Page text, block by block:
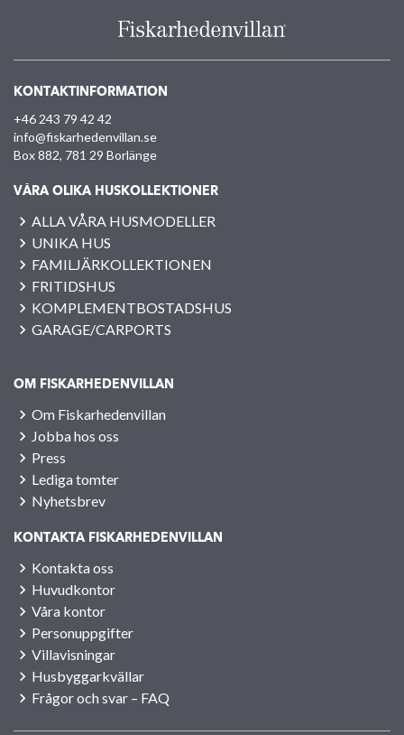
KONTAKTINFORMATION
+46 243 79 42 42
info@fiskarhedenvillan.se
Box 882, 781 29 Borlänge
VÅRA OLIKA HUSKOLLEKTIONER
ALLA VÅRA HUSMODELLER
UNIKA HUS
FAMILJÄRKOLLEKTIONEN
FRITIDSHUS
KOMPLEMENTBOSTADSHUS
GARAGE/CARPORTS
OM FISKARHEDENVILLAN
Om Fiskarhedenvillan
Jobba hos oss
Press
Lediga tomter
Nyhetsbrev
KONTAKTA FISKARHEDENVILLAN
Kontakta oss
Huvudkontor
Våra kontor
Personuppgifter
Villavisningar
Husbyggarkvällar
Frågor och svar – FAQ